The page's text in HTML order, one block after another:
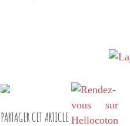
PARTAGER CET ARTICLE